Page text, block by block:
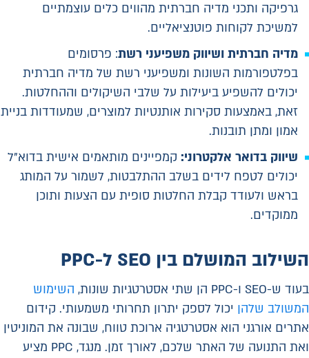
גרפיקה ותכני מדיה חברתית מהווים כלים עוצמתיים
למשיכת לקוחות פוטנציאליים.
מדיה חברתית ושיווק משפיעני רשת: פרסומים
בפלטפורמות השונות ומשפיעני רשת של מדיה חברתית
יכולים להשפיע ביעילות על שלבי השיקולים וההחלטות.
זאת, באמצעות סקירות אותנטיות למוצרים, שמעודדות בניית
אמון ומתן תובנות.
שיווק בדואר אלקטרוני: קמפיינים מותאמים אישית בדוא"ל
יכולים לטפח לידים בשלב ההתלבטות, לשמור על המותג
בראש ולעודד קבלת החלטות סופית עם הצעות ותוכן
ממוקדים.
השילוב המושלם בין SEO ל-PPC
בעוד ש-SEO ו-PPC הן שתי אסטרטגיות שונות,
השימוש
המשולב שלהן יכול לספק יתרון תחרותי משמעותי. קידום
אתרים אורגני הוא אסטרטגיה ארוכת טווח, שבונה את המוניטין
ואת התנועה של האתר שלכם, לאורך זמן. מנגד, PPC מציע